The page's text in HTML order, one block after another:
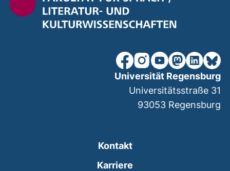
unsere Facebook-Seite
unsere Instagram-
unsere YouTube-
unsereunsere
Kontakt
Karriere
Universität Regensburg
Universitätsstraße 31
93053 Regensburg